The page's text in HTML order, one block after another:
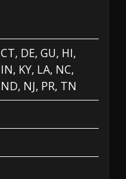
CT, DE, GU, HI,
IN, KY, LA, NC,
ND, NJ, PR, TN